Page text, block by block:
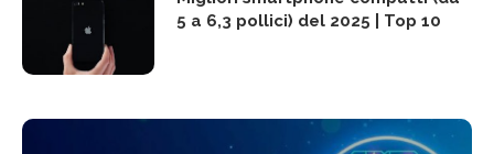
5 a 6,3 pollici) del 2025 | Top 10